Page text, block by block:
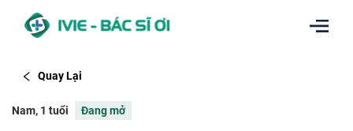
Quay Lại
Nam, 1 tuổi Đang mở